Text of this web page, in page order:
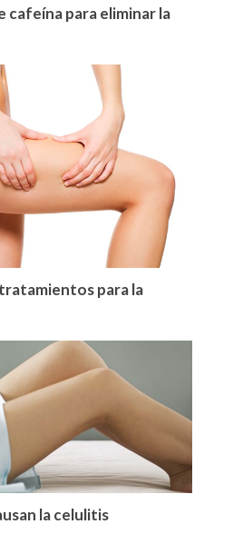
cafeína para eliminar la
para la
la celulitis